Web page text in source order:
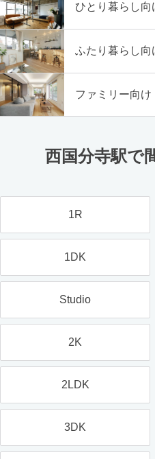
ひとり暮らし向
ふたり暮らし向
ファミリー向け
西国分寺駅で
1R
1DK
Studio
2K
2LDK
3DK